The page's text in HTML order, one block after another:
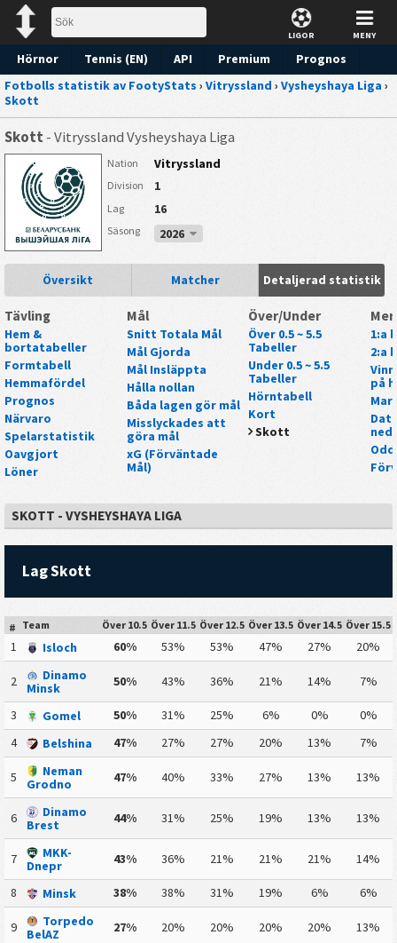
LIGOR MENY
Hörnor Tennis (EN) API Premium
Prognos
Fotbolls statistik av FootyStats › Vitryssland › Vysheyshaya Liga ›
Skott
Skott- Vitryssland Vysheyshaya Liga
Nation Vitryssland
Division 1
Lag 16
Säsong 2026
Översikt Matcher Detaljerad statistik
Tävling
Hem &
bortatabeller
Formtabell
Hemmafördel
Prognos
Närvaro
Spelarstatistik
Oavgjort
Löner
Mål
Snitt Totala Mål
Mål Gjorda
Mål Insläppta
Hålla nollan
Båda lagen gör mål
Misslyckades att
göra mål
xG (Förväntade
Mål)
Över/Under
Över 0.5 ~ 5.5
Tabeller
Under 0.5 ~ 5.5
Tabeller
Hörntabell
Kort
Skott
Mer
1:a
2:a
på
SKOTT - VYSHEYSHAYA LIGA
Lag Skott
# Team Över 10.5 Över 11.5 Över 12.5 Över 13.5 Över 14.5 Över 15.5
1 Isloch 60% 53% 53% 47% 27% 20%
2
Dinamo
Minsk
50% 43% 36% 21% 14% 7%
3 Gomel 50% 31% 25% 6% 0%
0%
4
Belshina 47% 27% 27% 20% 13% 7%
5
Neman
Grodno
47% 40% 33% 27% 13% 13%
6
Dinamo
Brest
44% 31% 25% 19% 13% 13%
7
MKK-
Dnepr
43% 36% 21% 21% 21% 14%
8 Minsk 38% 38% 31% 19% 6% 6%
9
Torpedo
BelAZ
27% 20% 20% 20% 20% 13%